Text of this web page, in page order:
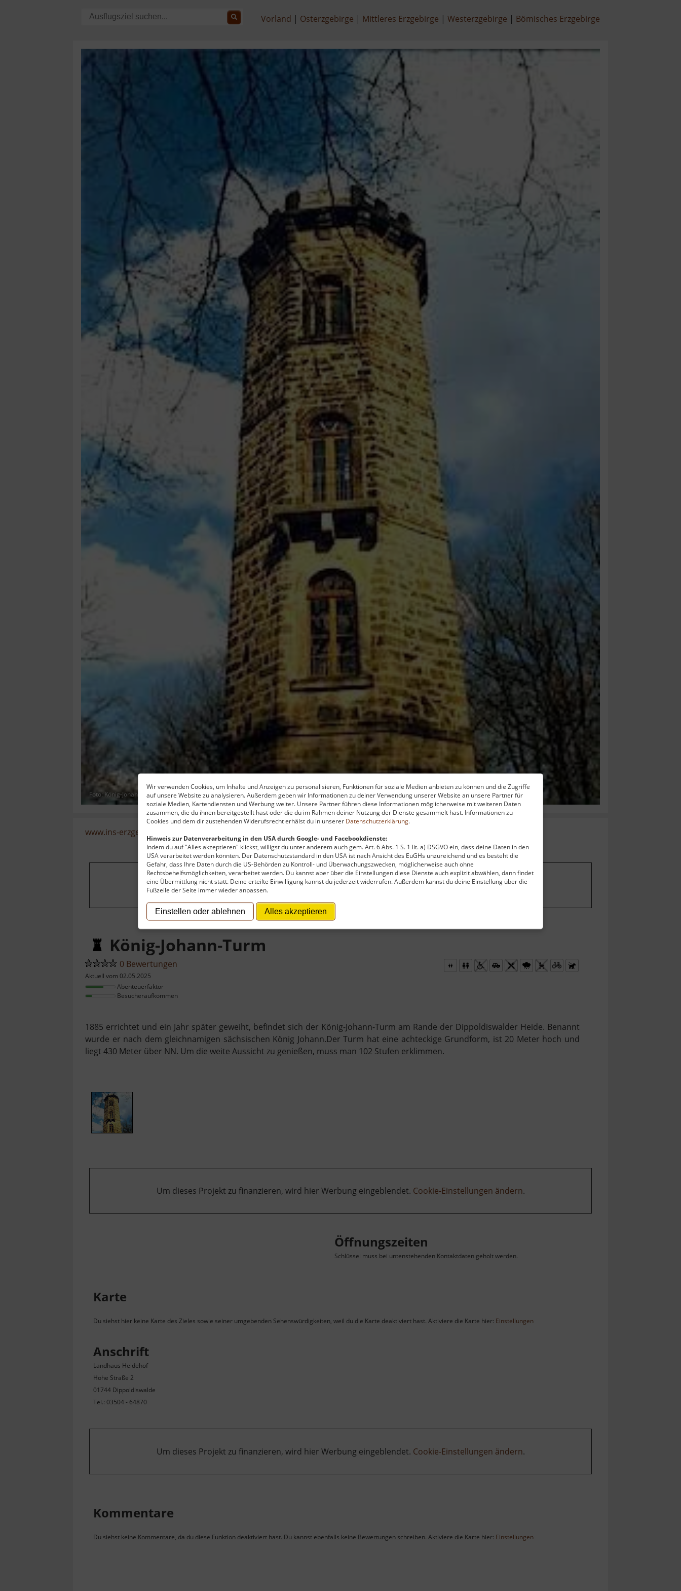
Wir verwenden Cookies, um Inhalte und Anzeigen zu personalisieren, Funktionen für soziale Medien anbieten zu können und die Zugriffe
auf unsere Website zu analysieren. Außerdem geben wir Informationen zu deiner Verwendung unserer Website an unsere Partner für
soziale Medien, Kartendiensten und Werbung weiter. Unsere Partner führen diese Informationen möglicherweise mit weiteren Daten
zusammen, die du ihnen bereitgestellt hast oder die du im Rahmen deiner Nutzung der Dienste gesammelt hast. Informationen zu
Cookies und dem dir zustehenden Widerufsrecht erhälst du in unserer Datenschutzerklärung.
Hinweis zur Datenverarbeitung in den USA durch Google- und Facebookdienste:
Indem du auf "Alles akzeptieren" klickst, willigst du unter anderem auch gem. Art. 6 Abs. 1 S. 1 lit. a) DSGVO ein, dass deine Daten in den
USA verarbeitet werden könnten. Der Datenschutzstandard in den USA ist nach Ansicht des EuGHs unzureichend und es besteht die
Gefahr, dass Ihre Daten durch die US-Behörden zu Kontroll- und Überwachungszwecken, möglicherweise auch ohne
Rechtsbehelfsmöglichkeiten, verarbeitet werden. Du kannst aber über die Einstellungen diese Dienste auch explizit abwählen, dann findet
eine Übermittlung nicht statt. Deine erteilte Einwilligung kannst du jederzeit widerrufen. Außerdem kannst du deine Einstellung über die
Fußzeile der Seite immer wieder anpassen.
Einstellen oder ablehnen Alles akzeptieren
Vorland Osterzgebirge Mittleres Erzgebirge Westerzgebirge Bömisches Erzgebirge
Foto: König-Johann-Turm © by www.dippoldiswalde.de
www.ins-erzgebirge.de
Um dieses Projekt zu finanzieren, wird hier Werbung eingeblendet.Cookie-Einstellungen ändern.
König-Johann-Turm
0 Bewertungen
Aktuell vom 02.05.2025
Abenteuerfaktor
Besucheraufkommen
1885 errichtet und ein Jahr später geweiht, befindet sich der König-Johann-Turm am Rande der Dippoldiswalder Heide. Benannt
wurde er nach dem gleichnamigen sächsischen König Johann.Der Turm hat eine achteckige Grundform, ist 20 Meter hoch und
liegt 430 Meter über NN. Um die weite Aussicht zu genießen, muss man 102 Stufen erklimmen.
Um dieses Projekt zu finanzieren, wird hier Werbung eingeblendet. Cookie-Einstellungen ändern.
Öffnungszeiten
Schlüssel muss bei untenstehenden Kontaktdaten geholt werden.
Karte
Du siehst hier keine Karte des Zieles sowie seiner umgebenden Sehenswürdigkeiten, weil du die Karte deaktiviert hast. Aktiviere die Karte hier: Einstellungen
Anschrift
Landhaus Heidehof
Hohe Straße 2
01744 Dippoldiswalde
Tel.: 03504 - 64870
Um dieses Projekt zu finanzieren, wird hier Werbung eingeblendet. Cookie-Einstellungen ändern.
Kommentare
Du siehst keine Kommentare, da du diese Funktion deaktiviert hast. Du kannst ebenfalls keine Bewertungen schreiben. Aktiviere die Karte hier: Einstellungen